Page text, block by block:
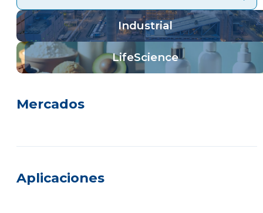
Industrial
LifeScience
Mercados
Aplicaciones